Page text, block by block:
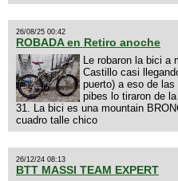
26/08/25 00:42
ROBADA en Retiro anoche
Le robaron la bici a
Castillo casi
puerto) a eso de
pibes lo tiraron de
31. La bici es una mountain
cuadro talle chico
26/12/24 08:13
BTT MASSI TEAM EXPERT